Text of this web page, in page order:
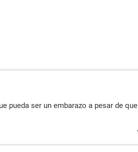
pueda ser un embarazo a pesar de que